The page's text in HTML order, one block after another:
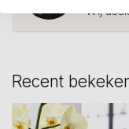
Wij
Recent